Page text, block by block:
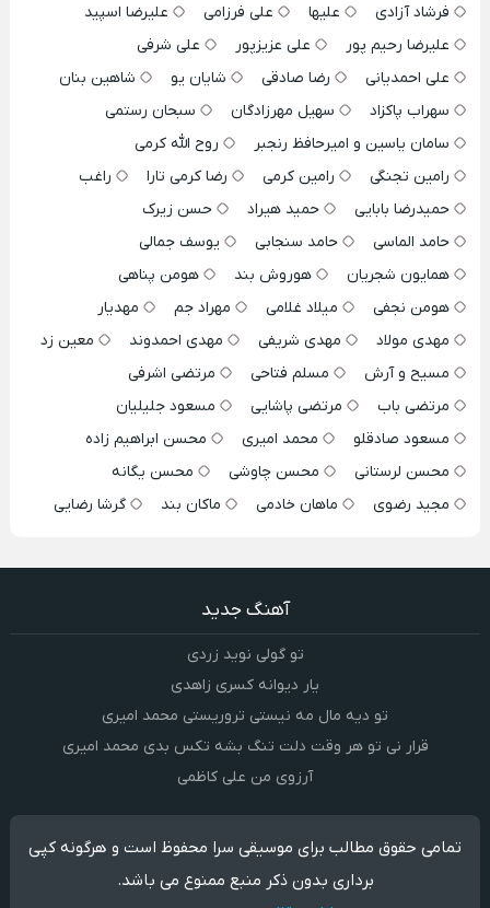
فرشاد آزادی
علیها علی فرزامی
علیرضا اسپید
علیرضا رحیم پور
علی عزیزپور
علی شرفی
علی احمدیانی
رضا صادقی شایان یو
شاهین بنان
سهراب پاکزاد
سهیل مهرزادگان
سبحان رستمی
سامان یاسین و امیرحافظ رنجبر
روح الله کرمی
رامین تجنگی
رامین کرمی رضا کرمی تارا
راغب
حمیدرضا بابایی
حمید هیراد
حسن زیرک
حامد الماسی
حامد سنجابی
یوسف جمالی
همایون شجریان
هوروش بند
هومن پناهی
هومن نجفی
میلاد غلامی مهراد جم
مهدیار
مهدی مولاد
مهدی شریفی مهدی احمدوند
معین زد
مسیح و آرش
مسلم فتاحی
مرتضی اشرفی
مرتضی باب
مرتضی پاشایی
مسعود جلیلیان
مسعود صادقلو
محمد امیری
محسن ابراهیم زاده
محسن لرستانی
محسن چاوشی
محسن یگانه
مجید رضوی
ماهان خادمی ماکان بند گرشا رضایی
آهنگ جدید
تو گولی نوید زردی
یار دیوانه کسری زاهدی
تو دیه مال مه نیستی تروریستی محمد امیری
قرار نی تو هر وقت دلت تنگ بشه تکس بدی محمد امیری
آرزوی من علی کاظمی
تمامی حقوق مطالب برای موسیقی سرا محفوظ است و هرگونه کپی
برداری بدون ذکر منبع ممنوع می باشد.